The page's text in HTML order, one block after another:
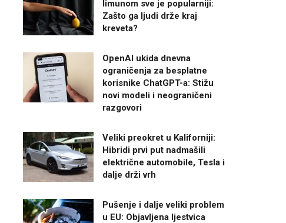
limunom sve je popularniji:
Zašto ga ljudi drže kraj
kreveta?
OpenAI ukida dnevna
ograničenja za besplatne
korisnike ChatGPT-a: Stižu
novi modeli i neograničeni
razgovori
Veliki preokret u Kaliforniji:
Hibridi prvi put nadmašili
električne automobile, Tesla i
dalje drži vrh
Pušenje i dalje veliki problem
u EU: Objavljena ljestvica